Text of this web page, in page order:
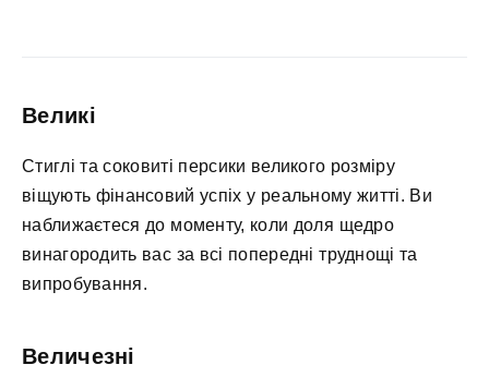
Великі
Стиглі та соковиті персики великого розміру
віщують фінансовий успіх у реальному житті. Ви
наближаєтеся до моменту, коли доля щедро
винагородить вас за всі попередні труднощі та
випробування.
Величезні